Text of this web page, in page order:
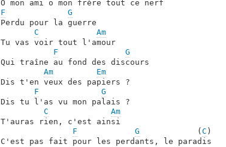
F
G
Perdu pour la guerre
C
Am
Tu vas voir tout l'amour
F
G
Qui traîne au fond des discours
Am
Em
Dis t'en veux des papiers ?
F
G
Dis tu l'as vu mon palais ?
C
Am
T'auras rien, c'est ainsi
F
G
            (
C )
C'est pas fait pour les perdants, le paradis